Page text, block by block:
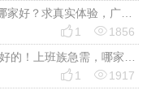
想给职场充电，郑州的成人英语培训机构哪家好？求真实体验，广告勿扰，感谢！
 1 1856
2026年在线商务英语口语培训班求推荐个好的！上班族急需，哪家好？
 1 1917